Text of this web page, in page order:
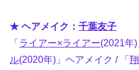
★ ヘアメイク：千葉友子
「ライアー×ライアー(2021年
ル(2020年)」ヘアメイク / 「